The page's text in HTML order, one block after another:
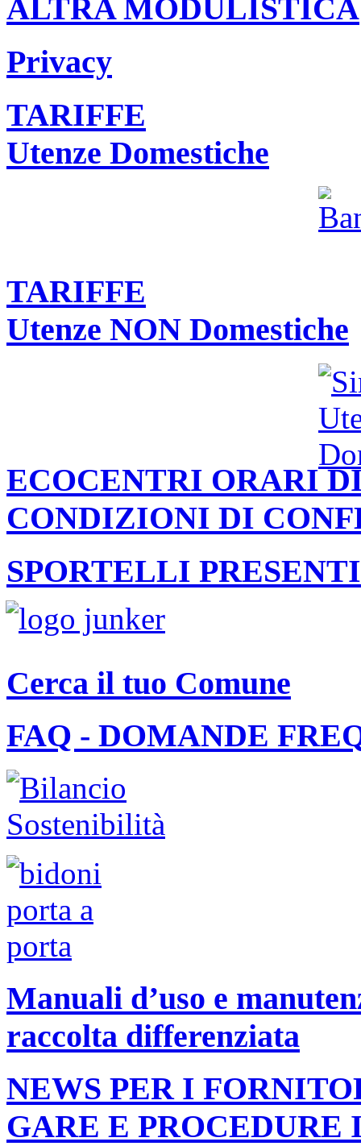
ALTRA MODULISTICA
Privacy
TARIFFE
Utenze Domestiche
TARIFFE
Utenze NON Domestiche
ECOCENTRI ORARI
CONDIZIONI DI
SPORTELLI
Cerca il tuo Comune
FAQ - DOMANDE
Manuali d’uso e
raccolta differenziata
NEWS PER I
GARE E PROCEDURE